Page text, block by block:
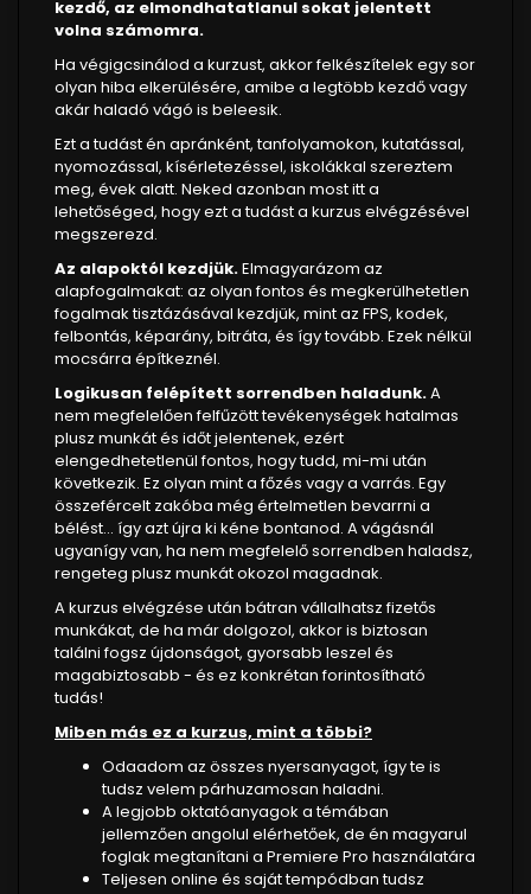
kezdő, az elmondhatatlanul sokat jelentett
volna számomra.
Ha végigcsinálod a kurzust, akkor felkészítelek egy sor
olyan hiba elkerülésére, amibe a legtöbb kezdő vagy
akár haladó vágó is beleesik.
Ezt a tudást én apránként, tanfolyamokon, kutatással,
nyomozással, kísérletezéssel, iskolákkal szereztem
meg, évek alatt. Neked azonban most itt a
lehetőséged, hogy ezt a tudást a kurzus elvégzésével
megszerezd.
Az alapoktól kezdjük.Elmagyarázom az
alapfogalmakat: az olyan fontos és megkerülhetetlen
fogalmak tisztázásával kezdjük, mint az FPS, kodek,
felbontás, képarány, bitráta, és így tovább. Ezek nélkül
mocsárra építkeznél.
Logikusan felépített sorrendben haladunk.A
nem megfelelően felfűzött tevékenységek hatalmas
plusz munkát és időt jelentenek, ezért
elengedhetetlenül fontos, hogy tudd, mi-mi után
következik. Ez olyan mint a főzés vagy a varrás. Egy
összefércelt zakóba még értelmetlen bevarrni a
bélést... így azt újra ki kéne bontanod. A vágásnál
ugyanígy van, ha nem megfelelő sorrendben haladsz,
rengeteg plusz munkát okozol magadnak.
A kurzus elvégzése után bátran vállalhatsz fizetős
munkákat, de ha már dolgozol, akkor is biztosan
találni fogsz újdonságot, gyorsabb leszel és
magabiztosabb - és ez konkrétan forintosítható
tudás!
Miben más ez a kurzus, mint a többi?
Odaadom az összes nyersanyagot, így te is
tudsz velem párhuzamosan haladni.
A legjobb oktatóanyagok a témában
jellemzően angolul elérhetőek, de én magyarul
foglak megtanítani a Premiere Pro használatára
Teljesen online és saját tempódban tudsz